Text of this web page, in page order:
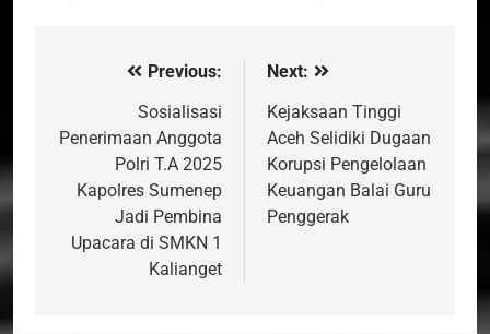
NavigasiPrevious:
Sosialisasi
Penerimaan Anggota
Polri T.A 2025
Kapolres Sumenep
Jadi Pembina
Upacara di SMKN 1
Kalianget
Next:
Kejaksaan Tinggi
Aceh Selidiki Dugaan
Korupsi Pengelolaan
Keuangan Balai Guru
Penggerak